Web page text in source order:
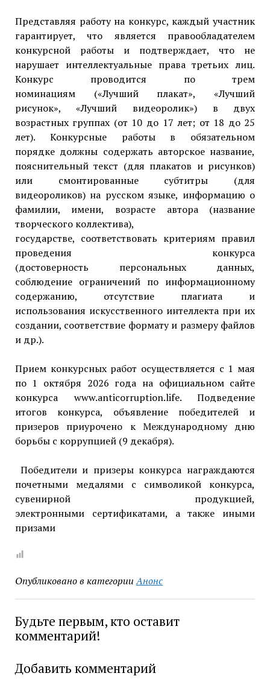
Представляя работу на конкурс, каждый участник
гарантирует, что является правообладателем
конкурсной работы и подтверждает, что не
нарушает интеллектуальные права третьих лиц.
Конкурс проводится по трем
номинациям («Лучший плакат», «Лучший
рисунок», «Лучший видеоролик») в двух
возрастных группах (от 10 до 17 лет; от 18 до 25
лет). Конкурсные работы в обязательном
порядке должны содержать авторское название,
пояснительный текст (для плакатов и рисунков)
или смонтированные субтитры (для
видеороликов) на русском языке, информацию о
фамилии, имени, возрасте автора (название
творческого коллектива),
государстве, соответствовать критериям правил
проведения конкурса
(достоверность персональных данных,
соблюдение ограничений по информационному
содержанию, отсутствие плагиата и
использования искусственного интеллекта при их
создании, соответствие формату и размеру файлов
и др.).
Прием конкурсных работ осуществляется с 1 мая
по 1 октября 2026 года на официальном сайте
конкурса www.anticorruption.life. Подведение
итогов конкурса, объявление победителей и
призеров приурочено к Международному дню
борьбы с коррупцией (9 декабря).
Победители и призеры конкурса награждаются
почетными медалями с символикой конкурса,
сувенирной продукцией,
электронными сертификатами, а также иными
призами
Опубликовано в категории Анонс
Будьте первым, кто оставит
комментарий!
Добавить комментарий